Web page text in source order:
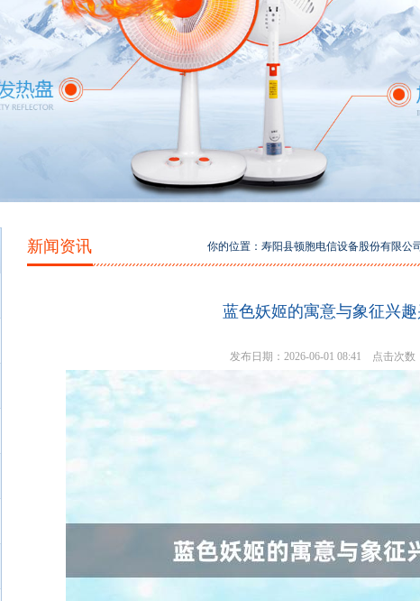
新闻资讯 你的位置： 寿阳县顿胞电信设备股份有限公
蓝色妖姬的寓意与象征兴
发布日期：2026-06-01 08:41 点击次数